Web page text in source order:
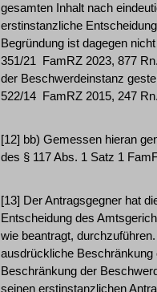
gesamten Inhalt nach
erstinstanzliche
Begründung ist dagegen
351/21 ­ FamRZ 2023, 877
der Beschwerdeinstanz
522/14 ­ FamRZ 2015, 247
[12] bb) Gemessen hieran
des § 117 Abs. 1 Satz 1
[13] Der Antragsgegner hat
Entscheidung des
wie beantragt,
ausdrückliche
Beschränkung der
seinen erstinstanzlichen